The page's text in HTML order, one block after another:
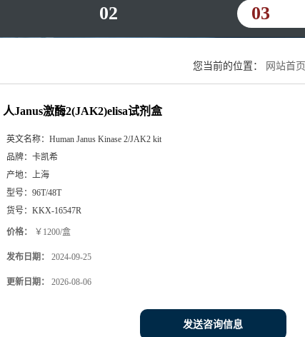
02 03
您当前的位置： 网站首页
人Janus激酶2(JAK2)elisa试剂盒
英文名称： Human Janus Kinase 2/JAK2 kit
品牌： 卡凯希
产地： 上海
型号： 96T/48T
货号： KKX-16547R
价格： ￥1200/盒
发布日期： 2024-09-25
更新日期： 2026-08-06
发送咨询信息